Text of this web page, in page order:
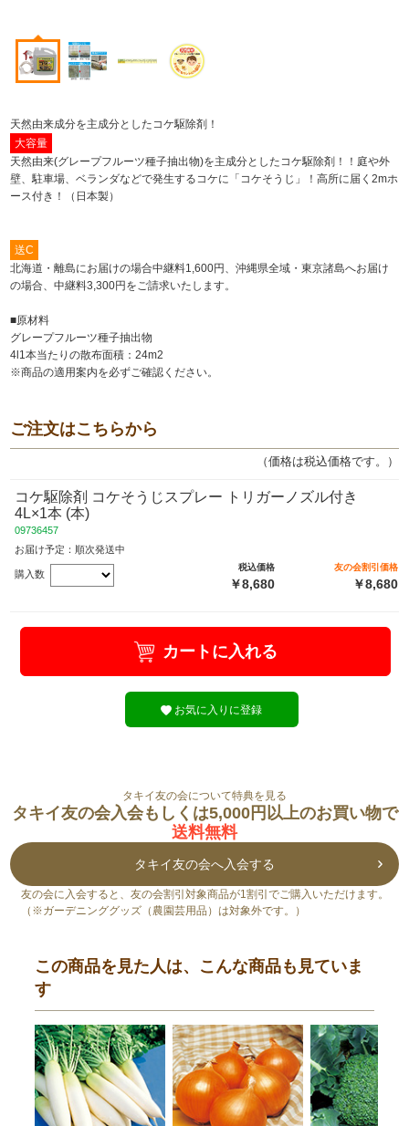
天然由来成分を主成分としたコケ駆除剤！
大容量
天然由来(グレープフルーツ種子抽出物)を主成分としたコケ駆除剤！！庭や外
壁、駐車場、ベランダなどで発生するコケに「コケそうじ」！高所に届く2mホ
ース付き！
（日本製）
送C
北海道・離島にお届けの場合中継料1,600円、沖縄県全域・東京諸島へお届け
の場合、中継料3,300円をご請求いたします。
■原材料
グレープフルーツ種子抽出物
4l1本当たりの散布面積：24m2
※商品の適用案内を必ずご確認ください。
ご注文はこちらから
（価格は税込価格です。）
コケ駆除剤 コケそうじスプレー トリガーノズル付き
4L×1本 (本)
09736457
お届け予定：順次発送中
購入数
税込価格
￥8,680
友の会割引価格
￥8,680
カートに入れる
お気に入りに登録
タキイ友の会について特典を見る
タキイ友の会入会もしくは5,000円以上のお買い物で
送料無料
タキイ友の会へ入会する
友の会に入会すると、友の会割引対象商品が1割引でご購入いただけます。
（※ガーデニンググッズ（農園芸用品）は対象外です。）
この商品を見た人は、こんな商品も見ていま
す